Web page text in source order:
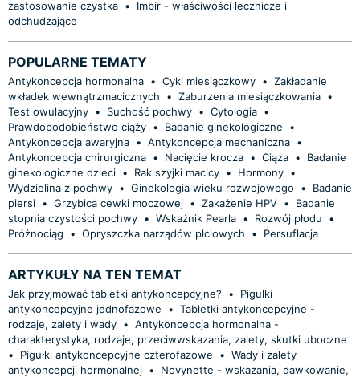
zastosowanie czystka •
Imbir - właściwości lecznicze i
odchudzające
POPULARNE TEMATY
Antykoncepcja hormonalna • Cykl miesiączkowy • Zakładanie
wkładek wewnątrzmacicznych
• Zaburzenia miesiączkowania •
Test owulacyjny • Suchość pochwy • Cytologia •
Prawdopodobieństwo ciąży • Badanie ginekologiczne
•
Antykoncepcja awaryjna • Antykoncepcja mechaniczna •
Antykoncepcja chirurgiczna • Nacięcie krocza • Ciąża •
Badanie
ginekologiczne dzieci • Rak szyjki macicy • Hormony •
Wydzielina z pochwy • Ginekologia wieku rozwojowego •
Badanie
piersi • Grzybica cewki moczowej • Zakażenie HPV •
Badanie
stopnia czystości pochwy • Wskaźnik Pearla • Rozwój płodu
•
Próżnociąg
• Opryszczka narządów płciowych • Persuflacja
ARTYKUŁY NA TEN TEMAT
Jak przyjmować tabletki antykoncepcyjne? •
Pigułki
antykoncepcyjne jednofazowe
• Tabletki antykoncepcyjne -
rodzaje, zalety i wady • Antykoncepcja hormonalna -
charakterystyka, rodzaje, przeciwwskazania, zalety, skutki uboczne
•
Pigułki antykoncepcyjne czterofazowe • Wady i zalety
antykoncepcji hormonalnej •
Novynette - wskazania, dawkowanie,